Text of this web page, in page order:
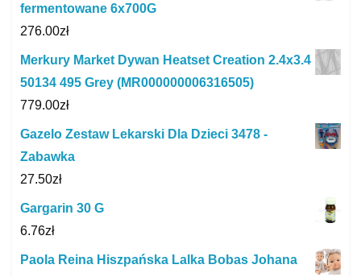
fermentowane 6x700G
276.00zł
Merkury Market Dywan Heatset Creation 2.4x3.4
50134 495 Grey (MR000000006316505)
779.00zł
Gazelo Zestaw Lekarski Dla Dzieci 3478 -
Zabawka
27.50zł
Gargarin 30 G
6.76zł
Paola Reina Hiszpańska Lalka Bobas Johana